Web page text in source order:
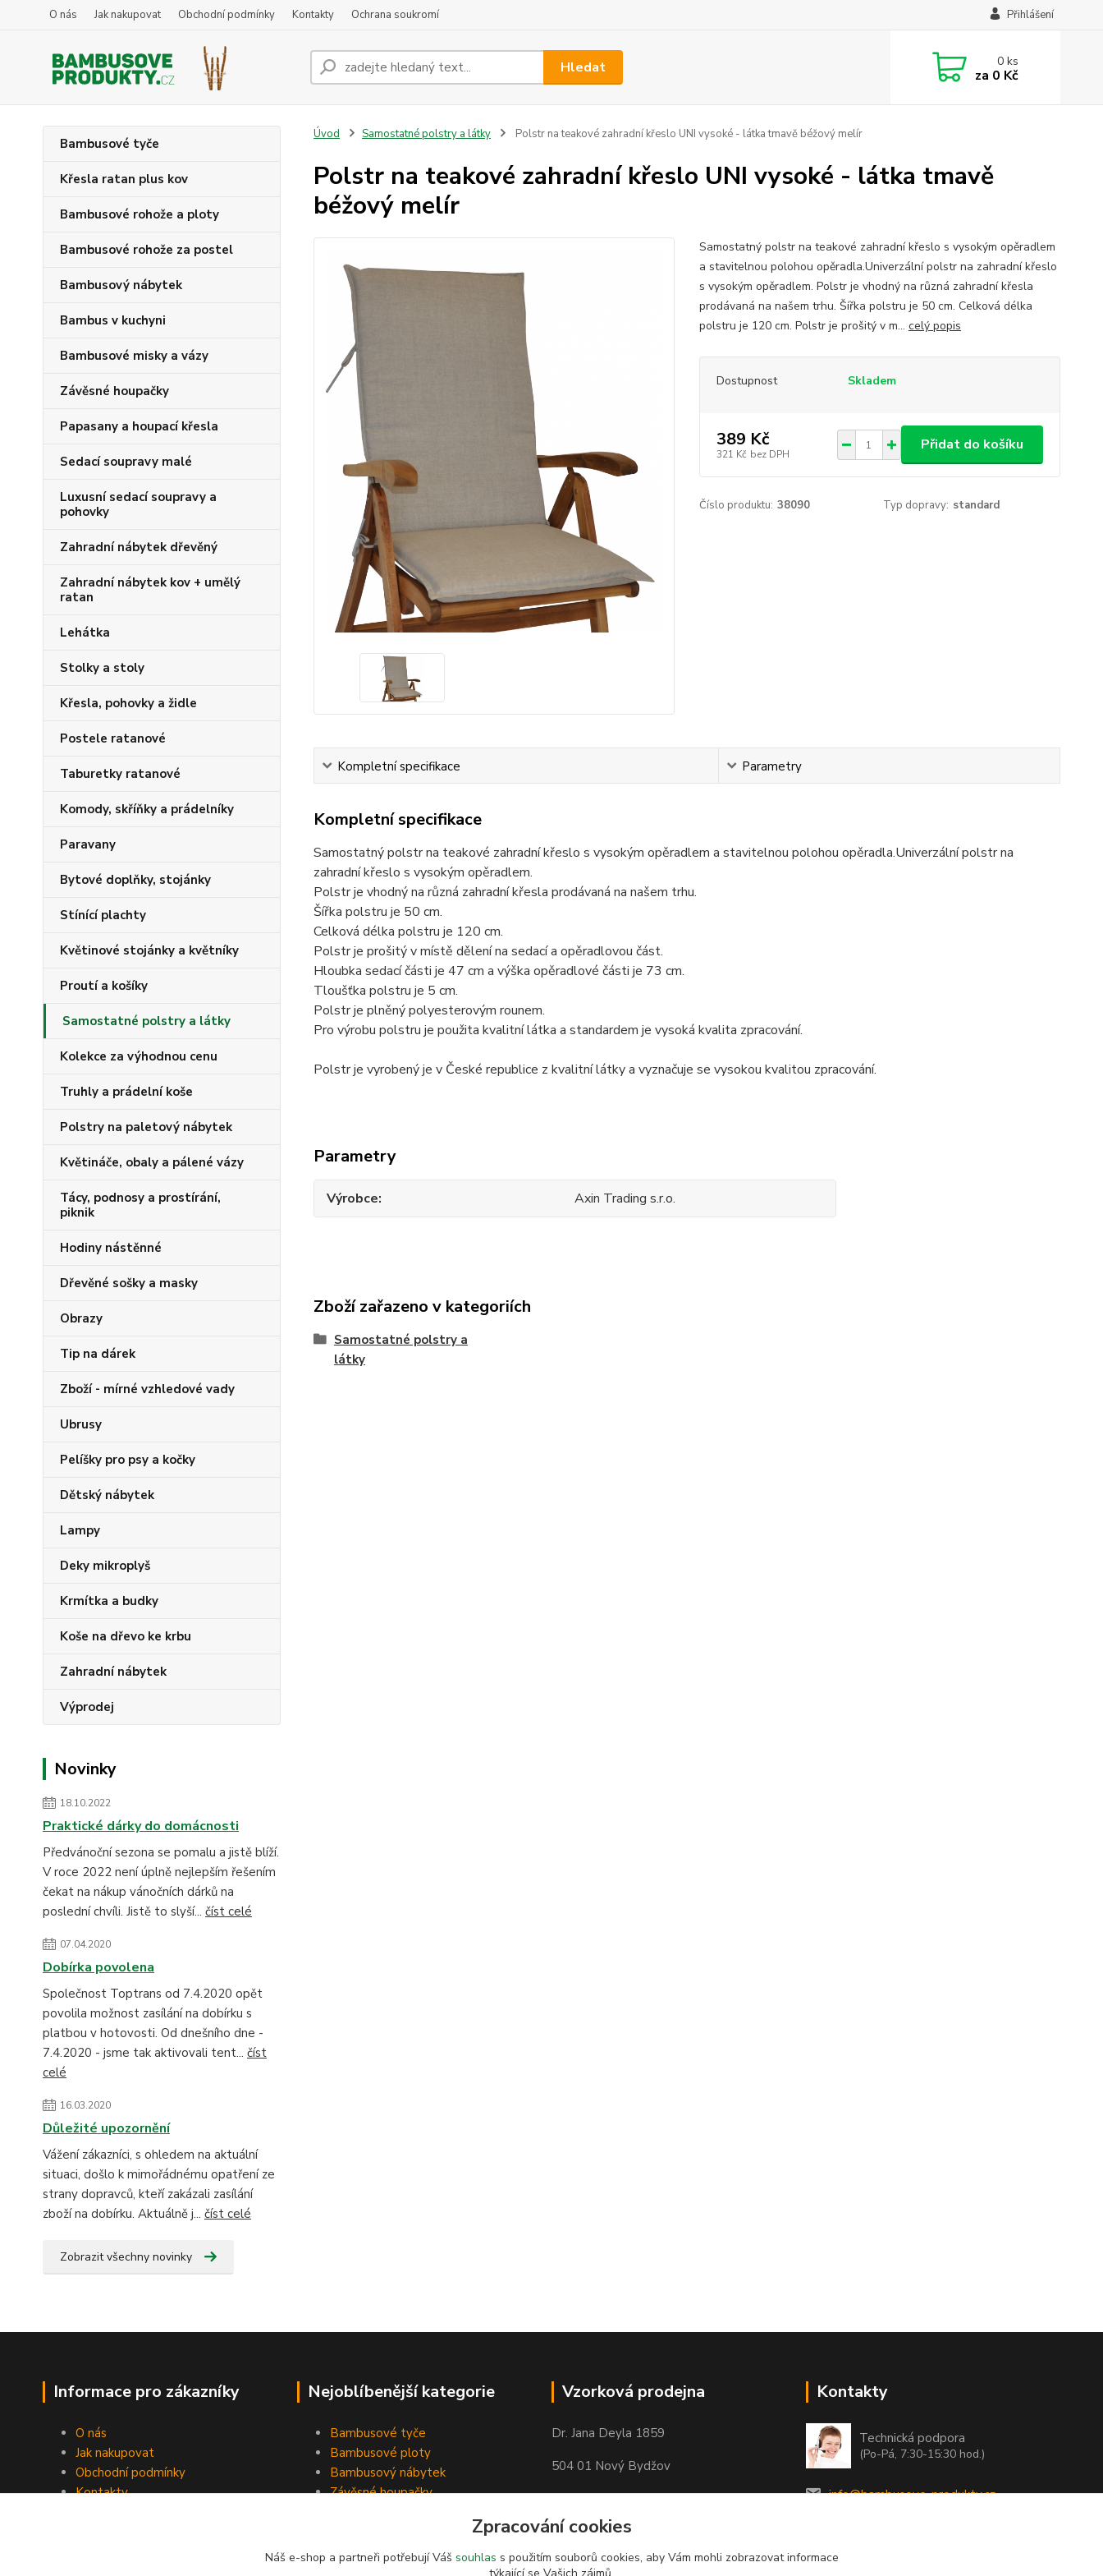
O nás Jak nakupovat Obchodní podmínky Kontakty Ochrana soukromí Přihlášení
Hledat 0ks
za 0 Kč
Bambusové tyče
Křesla ratan plus kov
Bambusové rohože a ploty
Bambusové rohože za postel
Bambusový nábytek
Bambus v kuchyni
Bambusové misky a vázy
Závěsné houpačky
Papasany a houpací křesla
Sedací soupravy malé
Luxusní sedací soupravy a
pohovky
Zahradní nábytek dřevěný
Zahradní nábytek kov + umělý
ratan
Lehátka
Stolky a stoly
Křesla, pohovky a židle
Postele ratanové
Taburetky ratanové
Komody, skříňky a prádelníky
Paravany
Bytové doplňky, stojánky
Stínící plachty
Květinové stojánky a květníky
Proutí a košíky
Samostatné polstry a látky
Kolekce za výhodnou cenu
Truhly a prádelní koše
Polstry na paletový nábytek
Květináče, obaly a pálené vázy
Tácy, podnosy a prostírání,
piknik
Hodiny nástěnné
Dřevěné sošky a masky
Obrazy
Tip na dárek
Zboží - mírné vzhledové vady
Ubrusy
Pelíšky pro psy a kočky
Dětský nábytek
Lampy
Deky mikroplyš
Krmítka a budky
Koše na dřevo ke krbu
Zahradní nábytek
Výprodej
Novinky
18.10.2022
Praktické dárky do domácnosti
Předvánoční sezona se pomalu a jistě blíží.
V roce 2022 není úplně nejlepším řešením
čekat na nákup vánočních dárků na
poslední chvíli. Jistě to slyší... číst celé
07.04.2020
Dobírka povolena
Společnost Toptrans od 7.4.2020 opět
povolila možnost zasílání na dobírku s
platbou v hotovosti. Od dnešního dne -
7.4.2020 - jsme tak aktivovali tent... číst
celé
16.03.2020
Důležité upozornění
Vážení zákazníci, s ohledem na aktuální
situaci, došlo k mimořádnému opatření ze
strany dopravců, kteří zakázali zasílání
zboží na dobírku. Aktuálně j... číst celé
Zobrazit všechny novinky
Úvod Samostatné polstry a látky Polstr na teakové zahradní křeslo UNI vysoké - látka tmavě béžový melír
Polstr na teakové zahradní křeslo UNI vysoké - látka tmavě
béžový melír
Samostatný polstr na teakové zahradní křeslo s vysokým opěradlem
a stavitelnou polohou opěradla.Univerzální polstr na zahradní křeslo
s vysokým opěradlem. Polstr je vhodný na různá zahradní křesla
prodávaná na našem trhu. Šířka polstru je 50 cm. Celková délka
polstru je 120 cm. Polstr je prošitý v m... celý popis
Dostupnost Skladem
389 Kč
321 Kč bez DPH
Přidat do košíku
Číslo produktu: 38090 Typ dopravy: standard
Kompletní specifikace Parametry
Kompletní specifikace
Samostatný polstr na teakové zahradní křeslo s vysokým opěradlem a stavitelnou polohou opěradla.Univerzální polstr na
zahradní křeslo s vysokým opěradlem.
Polstr je vhodný na různá zahradní křesla prodávaná na našem trhu.
Šířka polstru je 50 cm.
Celková délka polstru je 120 cm.
Polstr je prošitý v místě dělení na sedací a opěradlovou část.
Hloubka sedací části je 47 cm a výška opěradlové části je 73 cm.
Tloušťka polstru je 5 cm.
Polstr je plněný polyesterovým rounem.
Pro výrobu polstru je použita kvalitní látka a standardem je vysoká kvalita zpracování.
Polstr je vyrobený je v České republice z kvalitní látky a vyznačuje se vysokou kvalitou zpracování.
Parametry
Výrobce Axin Trading s.r.o.
Zboží zařazeno v kategoriích
Samostatné polstry a
látky
Informace pro zákazníky
O nás
Jak nakupovat
Obchodní podmínky
Kontakty
Nejoblíbenější kategorie
Bambusové tyče
Bambusové ploty
Bambusový nábytek
Závěsné houpačky
Vzorková prodejna
Dr. Jana Deyla 1859
504 01 Nový Bydžov
Otevírací doba:
Po - Pá 8:00 - 17:00
So - 8:00 - 17:00
Kontakty
Technická podpora
(Po-Pá, 7:30-15:30 hod.)
info@bambusove-produkty.cz
Zpracování cookies
Náš e-shop a partneři potřebují Váš souhlas s použitím souborů cookies, aby Vám mohli zobrazovat informace